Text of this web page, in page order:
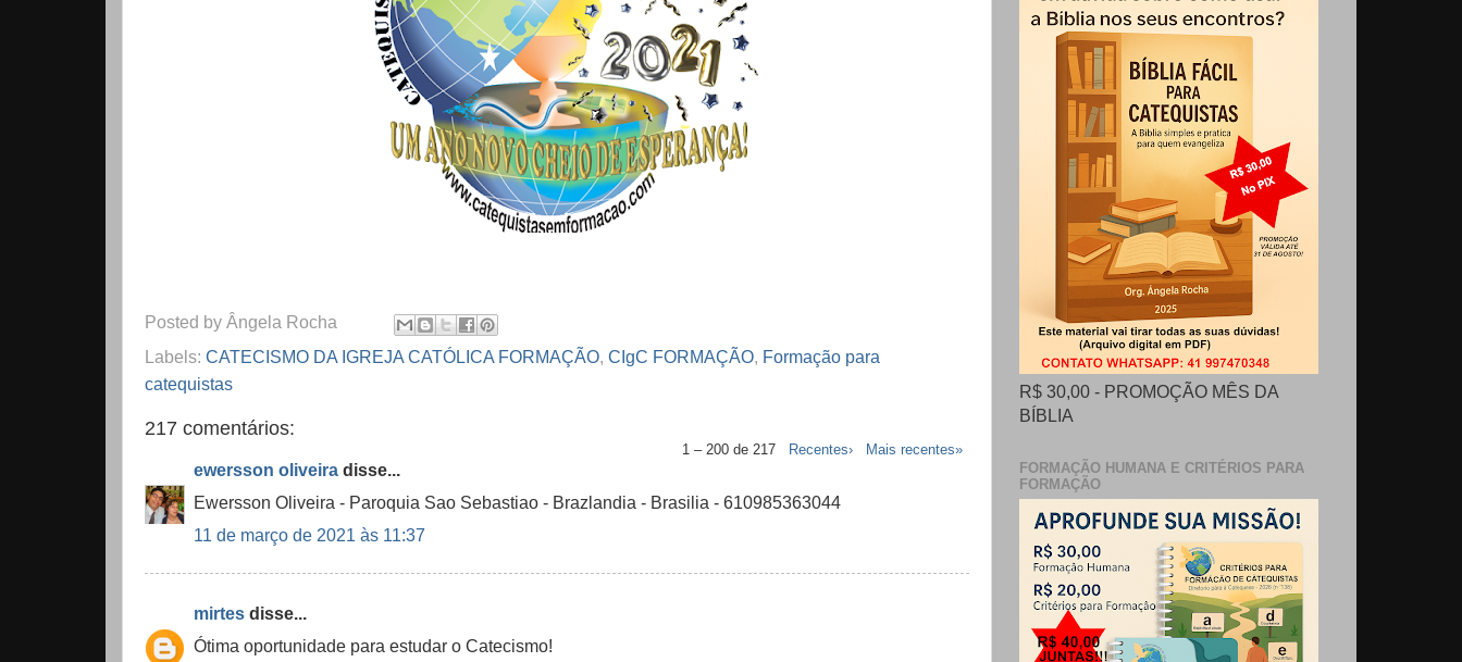
Posted by Ângela Rocha
Labels: CATECISMO DA IGREJA CATÓLICA FORMAÇÃO CIgC FORMAÇÃO Formação para
catequistas
217 comentários:
1 – 200 de 217 Recentes› Mais recentes»
ewersson oliveira disse...
Ewersson Oliveira - Paroquia Sao Sebastiao - Brazlandia - Brasilia - 610985363044
11 de março de 2021 às 11:37
mirtes disse...
Ótima oportunidade para estudar o Catecismo!
R$ 30,00 - PROMOÇÃO MÊS DA
BÍBLIA
FORMAÇÃO HUMANA E CRITÉRIOS PARA
FORMAÇÃO